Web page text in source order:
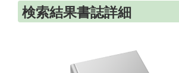
検索結果書誌詳細